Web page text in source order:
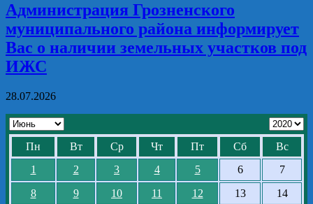
Администрация Грозненского
муниципального района информирует
Вас о наличии земельных участков под
ИЖС
28.07.2026
Пн Вт Ср Чт Пт Сб
Вс
1
2 3 4 5 6
7
8
9 10 11 12 13
14